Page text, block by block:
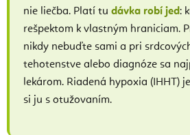
nie liečba. Platí tu dávka robí jed:
rešpektom k vlastným hraniciam.
nikdy nebuďte sami a pri
tehotenstve alebo diagnóze sa
lekárom. Riadená hypoxia (IHHT)
si ju s otužovaním.